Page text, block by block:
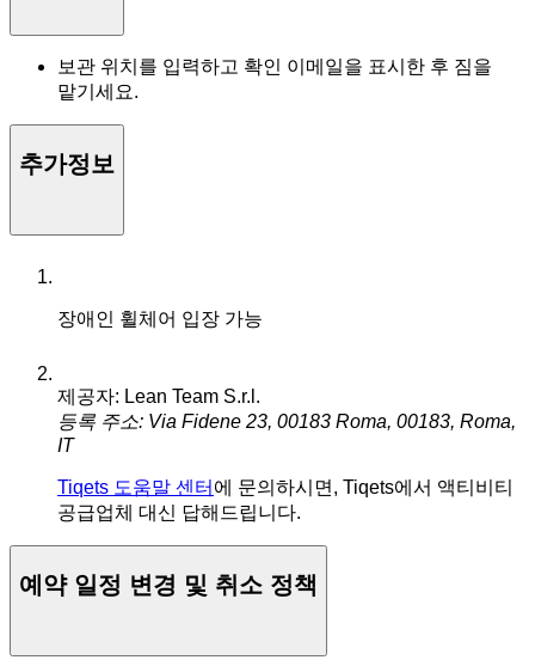
보관 위치를 입력하고 확인 이메일을 표시한 후 짐을
맡기세요.
추가정보
장애인 휠체어 입장 가능
제공자: Lean Team S.r.l.
등록 주소: Via Fidene 23, 00183 Roma, 00183, Roma,
IT
Tiqets 도움말 센터 에 문의하시면, Tiqets에서 액티비티
공급업체 대신 답해드립니다.
예약 일정 변경 및 취소 정책